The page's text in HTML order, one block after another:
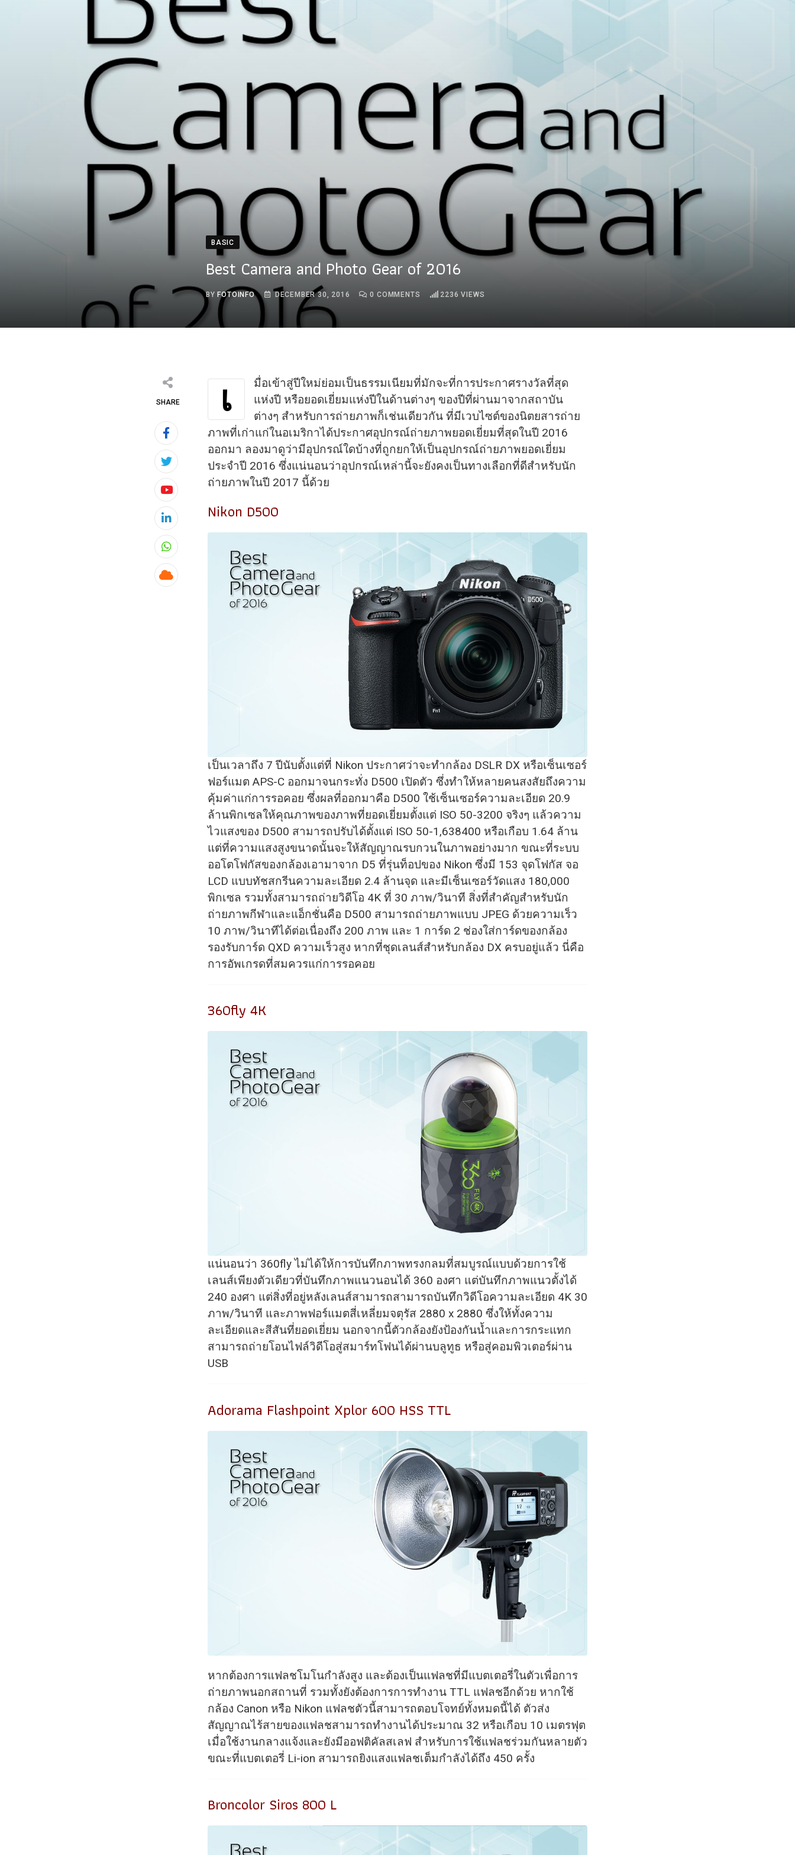
BASIC
Best Camera and Photo Gear of 2016
BYFOTOINFO DECEMBER 30, 2016 0 COMMENTS 2236 VIEWS
SHARE
Youtube
LinkedIn
Whatsapp
Cloud
เ
มื่อเข้าสู่ปีใหม่ย่อมเป็นธรรมเนียมที่มักจะที่การประกาศรางวัลที่สุด
แห่งปี หรือยอดเยี่ยมแห่งปีในด้านต่างๆ ของปีที่ผ่านมาจากสถาบัน
ต่างๆ สำหรับการถ่ายภาพก็เช่นเดียวกัน ที่มีเวบไซต์ของนิตยสารถ่าย
ภาพที่เก่าแก่ในอเมริกาได้ประกาศอุปกรณ์ถ่ายภาพยอดเยี่ยมที่สุดในปี 2016
ออกมา ลองมาดูว่ามีอุปกรณ์ใดบ้างที่ถูกยกให้เป็นอุปกรณ์ถ่ายภาพยอดเยี่ยม
ประจำปี 2016 ซึ่งแน่นอนว่าอุปกรณ์เหล่านี้จะยังคงเป็นทางเลือกที่ดีสำหรับนัก
ถ่ายภาพในปี 2017 นี้ด้วย
Nikon D500
เป็นเวลาถึง 7 ปีนับตั้งแต่ที่ Nikon ประกาศว่าจะทำกล้อง DSLR DX หรือเซ็นเซอร์
ฟอร์แมต APS-C ออกมาจนกระทั่ง D500 เปิดตัว ซึ่งทำให้หลายคนสงสัยถึงความ
คุ้มค่าแก่การรอคอย ซึ่งผลที่ออกมาคือ D500 ใช้เซ็นเซอร์ความละเอียด 20.9
ล้านพิกเซลให้คุณภาพของภาพที่ยอดเยี่ยมตั้งแต่ ISO 50-3200 จริงๆ แล้วความ
ไวแสงของ D500 สามารถปรับได้ตั้งแต่ ISO 50-1,638400 หรือเกือบ 1.64 ล้าน
แต่ที่ความแสงสูงขนาดนั้นจะให้สัญญาณรบกวนในภาพอย่างมาก ขณะที่ระบบ
ออโตโฟกัสของกล้องเอามาจาก D5 ที่รุ่นท็อปของ Nikon ซึ่งมี 153 จุดโฟกัส จอ
LCD แบบทัชสกรีนความละเอียด 2.4 ล้านจุด และมีเซ็นเซอร์วัดแสง 180,000
พิกเซล รวมทั้งสามารถถ่ายวิดีโอ 4K ที่ 30 ภาพ/วินาที สิ่งที่สำคัญสำหรับนัก
ถ่ายภาพกีฬาและแอ็กชั่นคือ D500 สามารถถ่ายภาพแบบ JPEG ด้วยความเร็ว
10 ภาพ/วินาทีได้ต่อเนื่องถึง 200 ภาพ และ 1 การ์ด 2 ช่องใส่การ์ดของกล้อง
รองรับการ์ด QXD ความเร็วสูง หากที่ชุดเลนส์สำหรับกล้อง DX ครบอยู่แล้ว นี่คือ
การอัพเกรดที่สมควรแก่การรอคอย
360fly 4K
แน่นอนว่า 360fly ไม่ได้ให้การบันทึกภาพทรงกลมที่สมบูรณ์แบบด้วยการใช้
เลนส์เพียงตัวเดียวที่บันทึกภาพแนวนอนได้ 360 องศา แต่บันทึกภาพแนวตั้งได้
240 องศา แต่สิ่งที่อยู่หลังเลนส์สามารถสามารถบันทึกวิดีโอความละเอียด 4K 30
ภาพ/วินาที และภาพฟอร์แมตสี่เหลี่ยมจตุรัส 2880 x 2880 ซึ่งให้ทั้งความ
ละเอียดและสีสันที่ยอดเยี่ยม นอกจากนี้ตัวกล้องยังป้องกันนํ้าและการกระแทก
สามารถถ่ายโอนไฟล์วิดีโอสู่สมาร์ทโฟนได้ผ่านบลูทูธ หรือสู่คอมพิวเตอร์ผ่าน
USB
Adorama Flashpoint Xplor 600 HSS TTL
หากต้องการแฟลชโมโนกำลังสูง และต้องเป็นแฟลชที่มีแบตเตอรี่ในตัวเพื่อการ
ถ่ายภาพนอกสถานที่ รวมทั้งยังต้องการการทำงาน TTL แฟลชอีกด้วย หากใช้
กล้อง Canon หรือ Nikon แฟลชตัวนี้สามารถตอบโจทย์ทั้งหมดนี้ได้ ตัวส่ง
สัญญาณไร้สายของแฟลชสามารถทำงานได้ประมาณ 32 หรือเกือบ 10 เมตรฟุต
เมื่อใช้งานกลางแจ้งและยังมีออฟติคัลสเลฟ สำหรับการใช้แฟลชร่วมกันหลายตัว
ขณะที่แบตเตอรี่ Li-ion สามารถยิงแสงแฟลชเต็มกำลังได้ถึง 450 ครั้ง
Broncolor Siros 800 L